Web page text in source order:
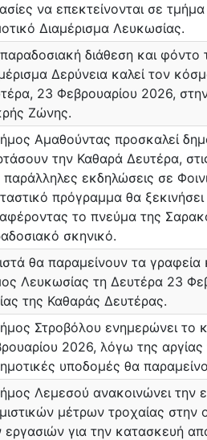
να επεκτείνονται σε
Διαμέρισμα Λευκωσίας.
διάθεση και φόντο
Δερύνεια καλεί τον
23 Φεβρουαρίου 2026,
Ζώνης.
Αμαθούντας προσκαλεί
την Καθαρά Δευτέρα,
εκδηλώσεις σε
πρόγραμμα θα
το πνεύμα της
σκηνικό.
θα παραμείνουν τα γραφεία
Λευκωσίας τη Δευτέρα 23
της Καθαράς Δευτέρας.
Στροβόλου ενημερώνει το
2026, λόγω της
υποδομές θα
Λεμεσού ανακοινώνει την
μέτρων τροχαίας στην
εργασιών για την κατασκευή